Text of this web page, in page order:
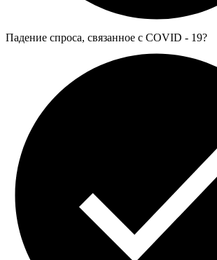
Падение спроса, связанное с COVID - 19?